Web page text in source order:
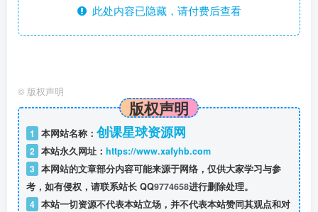
此处内容已隐藏，请付费后查看
© 版权声明
版权声明
1 本网站名称： 创课星球资源网
2 本站永久网址： https://www.xafyhb.com
3 本网站的文章部分内容可能来源于网络，仅供大家学习与参
考，如有侵权，请联系站长 QQ9774658进行删除处理。
4 本站一切资源不代表本站立场，并不代表本站赞同其观点和对